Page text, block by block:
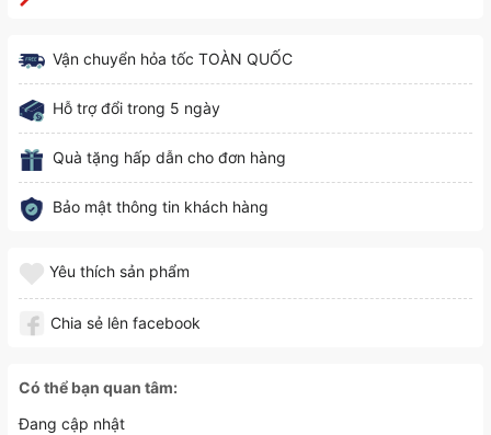
Vận chuyển hỏa tốc TOÀN QUỐC
Hỗ trợ đổi trong 5 ngày
Quà tặng hấp dẫn cho đơn hàng
Bảo mật thông tin khách hàng
Yêu thích sản phẩm
Chia sẻ lên facebook
Có thể bạn quan tâm:
Đang cập nhật